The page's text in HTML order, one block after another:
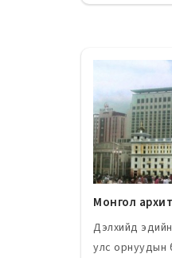
Монгол
Дэлхийд эдийн
улс орнуудын